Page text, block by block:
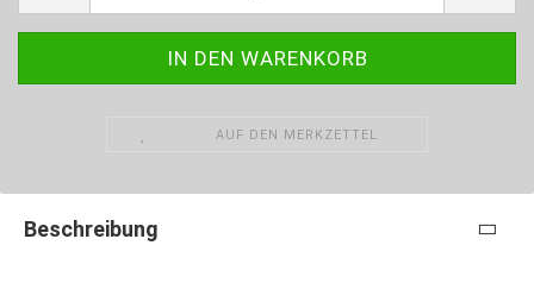
AUF DEN MERKZETTEL
Beschreibung